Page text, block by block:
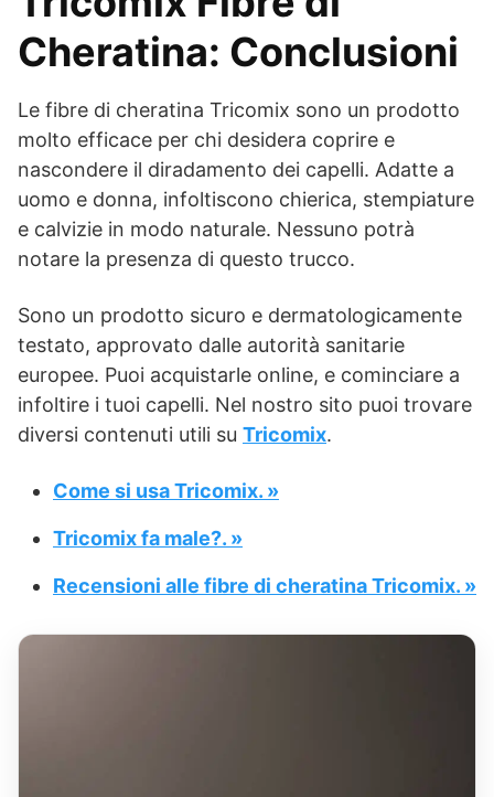
Cheratina: Conclusioni
Le fibre di cheratina Tricomix sono un prodotto
molto efficace per chi desidera coprire e
nascondere il diradamento dei capelli. Adatte a
uomo e donna, infoltiscono chierica, stempiature
e calvizie in modo naturale. Nessuno potrà
notare la presenza di questo trucco.
Sono un prodotto sicuro e dermatologicamente
testato, approvato dalle autorità sanitarie
europee. Puoi acquistarle online, e cominciare a
infoltire i tuoi capelli. Nel nostro sito puoi trovare
diversi contenuti utili su Tricomix.
Come si usa Tricomix. »
Tricomix fa male?. »
Recensioni alle fibre di cheratina Tricomix. »